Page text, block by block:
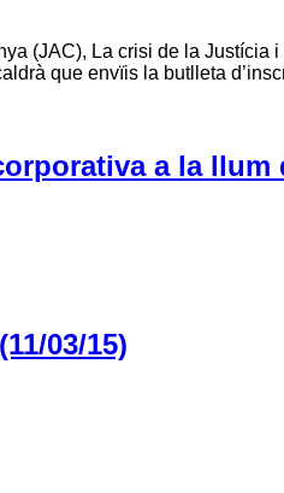
(JAC), La crisi de la Justícia
que envïis la butlleta
a la llum
03/15)